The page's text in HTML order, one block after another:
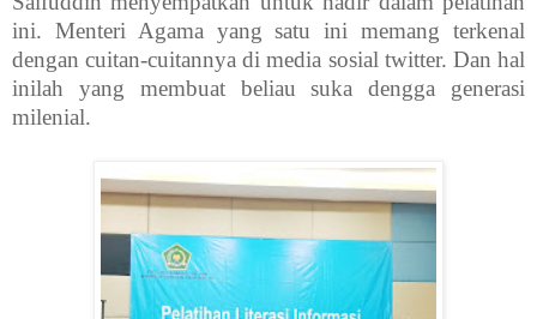
ini. Menteri Agama yang satu ini memang terkenal
dengan cuitan-cuitannya di media sosial twitter. Dan hal
inilah yang membuat beliau suka dengga generasi
milenial.